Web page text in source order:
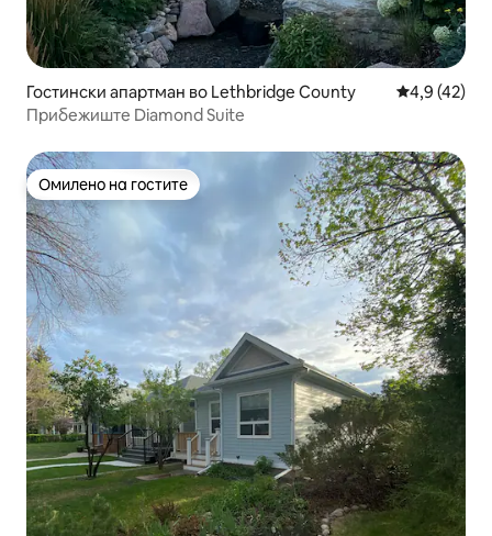
Гостински апартман во Lethbridge County Просечна
4,9 (42)
Прибежиште Diamond Suite
Омилено на гостите
Омилено на гостите